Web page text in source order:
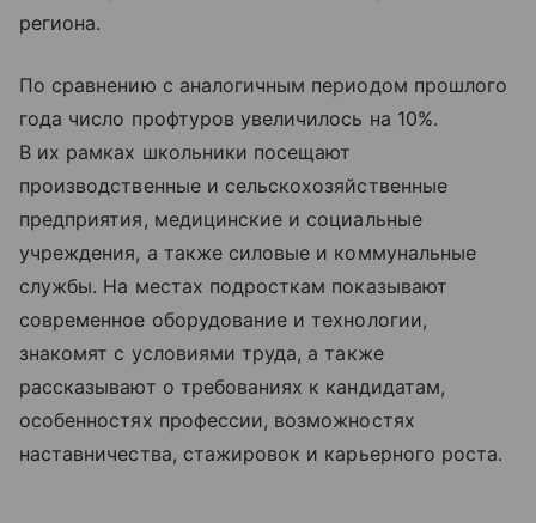
региона.
По сравнению с аналогичным периодом прошлого
года число профтуров увеличилось на 10%.
В их рамках школьники посещают
производственные и сельскохозяйственные
предприятия, медицинские и социальные
учреждения, а также силовые и коммунальные
службы. На местах подросткам показывают
современное оборудование и технологии,
знакомят с условиями труда, а также
рассказывают о требованиях к кандидатам,
особенностях профессии, возможностях
наставничества, стажировок и карьерного роста.